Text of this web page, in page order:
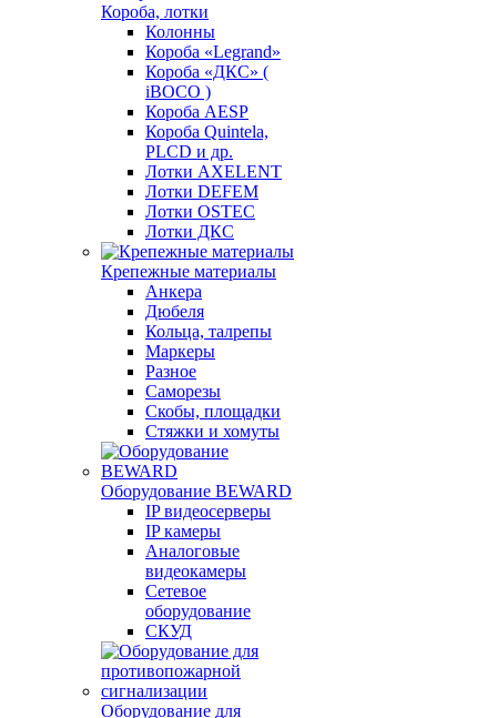
Короба, лотки
Колонны
Короба «Legrand»
Короба «ДКС» (
iBOCO )
Короба AESP
Короба Quintela,
PLCD и др.
Лотки AXELENT
Лотки DEFEM
Лотки OSTEC
Лотки ДКС
Крепежные материалы
Анкера
Дюбеля
Кольца, талрепы
Маркеры
Разное
Саморезы
Скобы, площадки
Стяжки и хомуты
Оборудование BEWARD
IP видеосерверы
IP камеры
Аналоговые
видеокамеры
Сетевое
оборудование
СКУД
Оборудование для